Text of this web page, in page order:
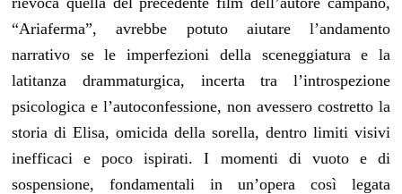
“Ariaferma”, avrebbe potuto aiutare l’andamento
narrativo se le imperfezioni della sceneggiatura e la
latitanza drammaturgica, incerta tra l’introspezione
psicologica e l’autoconfessione, non avessero costretto la
storia di Elisa, omicida della sorella, dentro limiti visivi
inefficaci e poco ispirati. I momenti di vuoto e di
sospensione, fondamentali in un’opera così legata